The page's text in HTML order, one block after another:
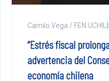
Camilo Vega / FEN
“Estrés fiscal
advertencia del
economía chilena